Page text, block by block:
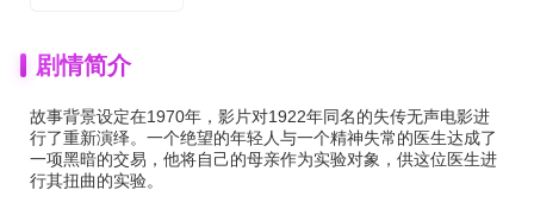
剧情简介
故事背景设定在1970年，影片对1922年同名的失传无声电影进
行了重新演绎。一个绝望的年轻人与一个精神失常的医生达成了
一项黑暗的交易，他将自己的母亲作为实验对象，供这位医生进
行其扭曲的实验。